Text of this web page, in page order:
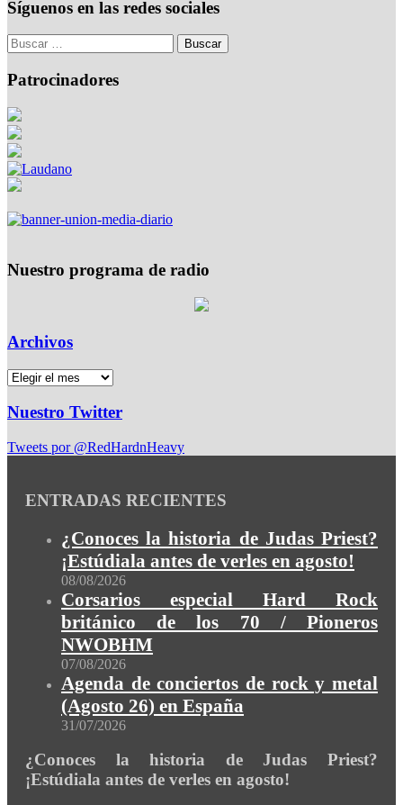
Síguenos en las redes sociales
Patrocinadores
Nuestro programa de radio
Archivos
Nuestro Twitter
Tweets por @RedHardnHeavy
ENTRADAS RECIENTES
¿Conoces la historia de Judas Priest?
¡Estúdiala antes de verles en agosto!
08/08/2026
Corsarios especial Hard Rock
británico de los 70 / Pioneros
NWOBHM
07/08/2026
Agenda de conciertos de rock y metal
(Agosto 26) en España
31/07/2026
¿Conoces la historia de Judas Priest?
¡Estúdiala antes de verles en agosto!